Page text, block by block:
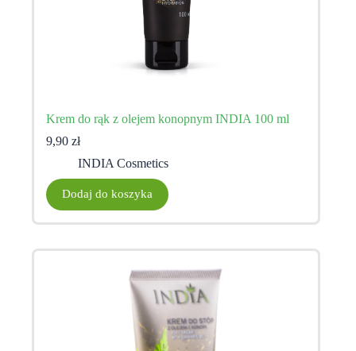
Krem do rąk z olejem konopnym INDIA 100 ml
9,90 zł
INDIA Cosmetics
Dodaj do koszyka